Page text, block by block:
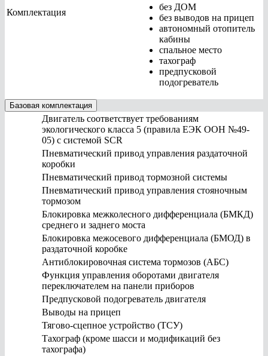
Комплектация
без ДОМ
без выводов на прицеп
автономный отопитель
кабины
спальное место
тахограф
предпусковой
подогреватель
Базовая комплектация
Двигатель соответствует требованиям
экологического класса 5 (правила ЕЭК ООН №49-
05) с системой SCR
Пневматический привод управления раздаточной
коробки
Пневматический привод тормозной системы
Пневматический привод управления стояночным
тормозом
Блокировка межколесного дифференциала (БМКД)
среднего и заднего моста
Блокировка межосевого дифференциала (БМОД) в
раздаточной коробке
Антиблокировочная система тормозов (АБС)
Функция управления оборотами двигателя
переключателем на панели приборов
Предпусковой подогреватель двигателя
Выводы на прицеп
Тягово-сцепное устройство (ТСУ)
Тахограф (кроме шасси и модификаций без
тахографа)